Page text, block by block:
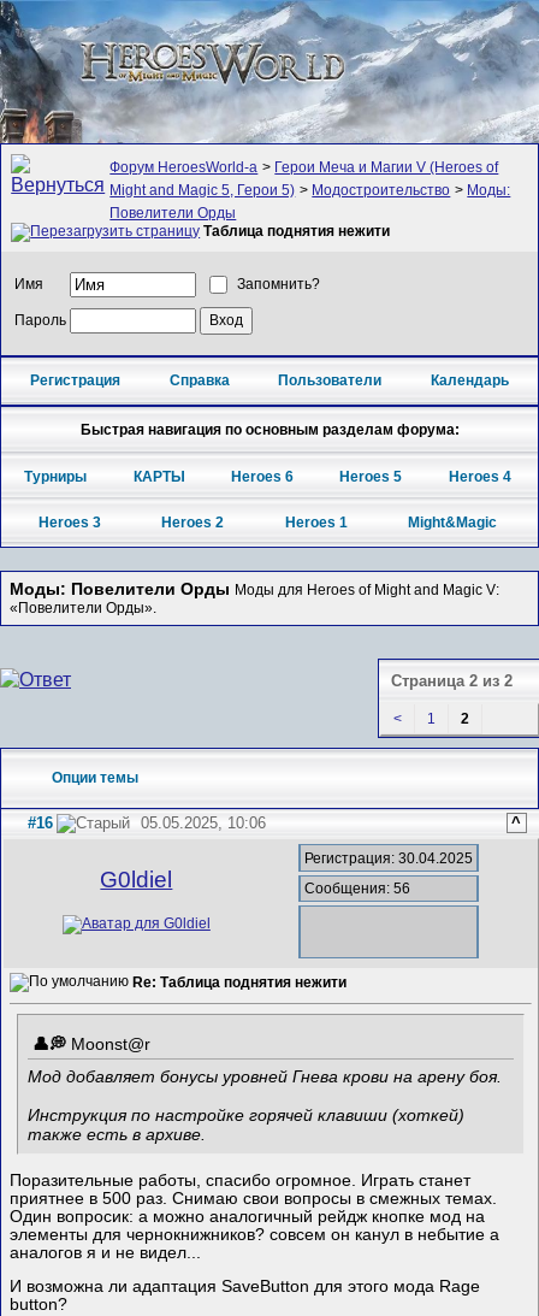
Форум HeroesWorld-а > Герои Меча и Магии V (Heroes of
Might and Magic 5, Герои 5) > Модостроительство > Моды:
Повелители Орды
Таблица поднятия нежити
Имя Запомнить?
Пароль
Регистрация Справка Пользователи Календарь
Быстрая навигация по основным разделам форума:
Турниры КАРТЫ Heroes 6 Heroes 5 Heroes 4
Heroes 3 Heroes 2 Heroes 1 Might&Magic
Моды: Повелители Орды Моды для Heroes of Might and Magic V:
«Повелители Орды».
Страница 2 из 2
< 1 2
Опции темы
#16 05.05.2025, 10:06 ^
G0ldiel
Регистрация: 30.04.2025
Сообщения: 56
Re: Таблица поднятия нежити
Mооnst@r
Мод добавляет бонусы уровней Гнева крови на арену боя.
Инструкция по настройке горячей клавиши (хоткей)
также есть в архиве.
Поразительные работы, спасибо огромное. Играть станет
приятнее в 500 раз. Снимаю свои вопросы в смежных темах.
Один вопросик: а можно аналогичный рейдж кнопке мод на
элементы для чернокнижников? совсем он канул в небытие а
аналогов я и не видел...
И возможна ли адаптация SaveButton для этого мода Rage
button?